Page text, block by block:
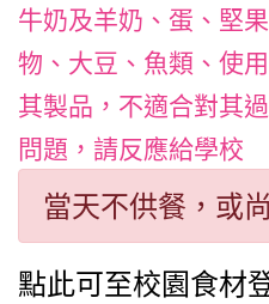
牛奶及羊奶、蛋、堅
物、大豆、魚類、使
其製品，不適合對其
問題，請反應給學校
當天不供餐，或
點此可至校園食材